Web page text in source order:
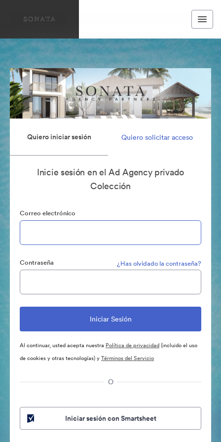
Quiero iniciar sesión Quiero solicitar acceso
Inicie sesión en el Ad Agency privado
Colección
Correo electrónico
Contraseña ¿Has olvidado la contraseña?
Al continuar, usted acepta nuestra Política de privacidad(incluido el uso
de cookies y otras tecnologías) yTérminos del Servicio
O
Iniciar sesión con Smartsheet